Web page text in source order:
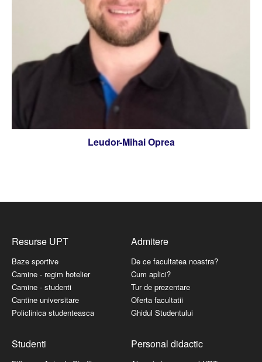
Leudor-Mihai Oprea
Resurse UPT
Baze sportive
Camine - regim hotelier
Camine - studenti
Cantine universitare
Policlinica studenteasca
Admitere
De ce facultatea noastra?
Cum aplici?
Tur de prezentare
Oferta facultatii
Ghidul Studentului
Studenti Personal didactic